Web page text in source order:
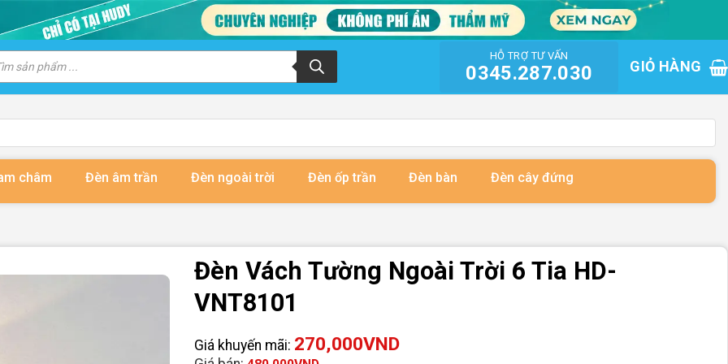
HỖ TRỢ TƯ VẤN
0345.287.030 GIỎ HÀNG
châm Đèn âm trần Đèn ngoài trời Đèn ốp trần Đèn bàn Đèn cây đứng
Đèn Vách Tường Ngoài Trời 6 Tia HD-
VNT8101
Giá khuyến mãi: 270,000VND